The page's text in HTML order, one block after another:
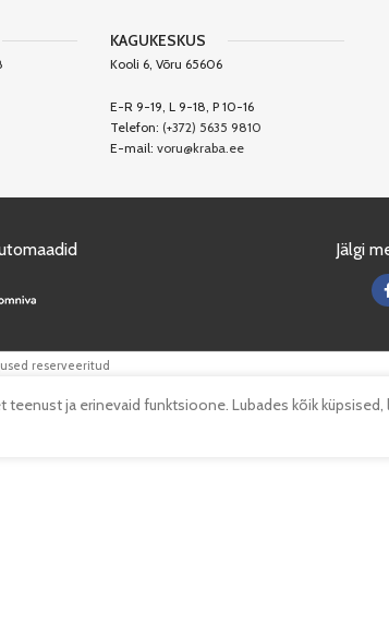
KAGUKESKUS
Kooli 6, Võru 65606
E-R 9-19, L 9-18, P 10-16
Telefon: (+372) 5635 9810
E-mail:voru@kraba.ee
Jälgi
reserveeritud
ja erinevaid funktsioone. Lubades kõik küpsised,